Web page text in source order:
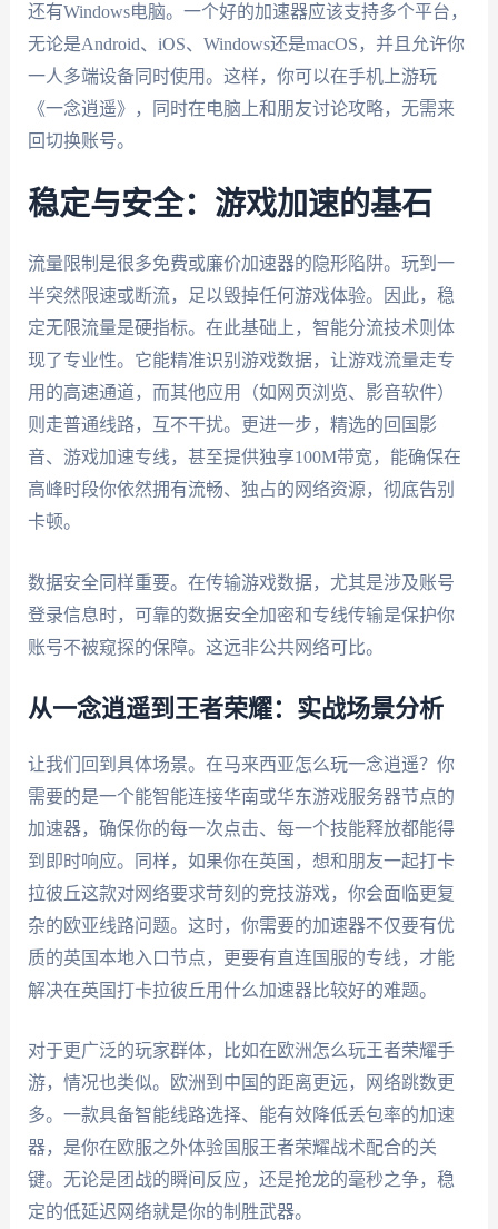
还有Windows电脑。一个好的加速器应该支持多个平台，
无论是Android、iOS、Windows还是macOS，并且允许你
一人多端设备同时使用。这样，你可以在手机上游玩
《一念逍遥》，同时在电脑上和朋友讨论攻略，无需来
回切换账号。
稳定与安全：游戏加速的基石
流量限制是很多免费或廉价加速器的隐形陷阱。玩到一
半突然限速或断流，足以毁掉任何游戏体验。因此，稳
定无限流量是硬指标。在此基础上，智能分流技术则体
现了专业性。它能精准识别游戏数据，让游戏流量走专
用的高速通道，而其他应用（如网页浏览、影音软件）
则走普通线路，互不干扰。更进一步，精选的回国影
音、游戏加速专线，甚至提供独享100M带宽，能确保在
高峰时段你依然拥有流畅、独占的网络资源，彻底告别
卡顿。
数据安全同样重要。在传输游戏数据，尤其是涉及账号
登录信息时，可靠的数据安全加密和专线传输是保护你
账号不被窥探的保障。这远非公共网络可比。
从一念逍遥到王者荣耀：实战场景分析
让我们回到具体场景。在马来西亚怎么玩一念逍遥？你
需要的是一个能智能连接华南或华东游戏服务器节点的
加速器，确保你的每一次点击、每一个技能释放都能得
到即时响应。同样，如果你在英国，想和朋友一起打卡
拉彼丘这款对网络要求苛刻的竞技游戏，你会面临更复
杂的欧亚线路问题。这时，你需要的加速器不仅要有优
质的英国本地入口节点，更要有直连国服的专线，才能
解决在英国打卡拉彼丘用什么加速器比较好的难题。
对于更广泛的玩家群体，比如在欧洲怎么玩王者荣耀手
游，情况也类似。欧洲到中国的距离更远，网络跳数更
多。一款具备智能线路选择、能有效降低丢包率的加速
器，是你在欧服之外体验国服王者荣耀战术配合的关
键。无论是团战的瞬间反应，还是抢龙的毫秒之争，稳
定的低延迟网络就是你的制胜武器。